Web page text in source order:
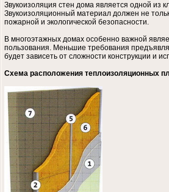
Звукоизоляция стен дома является одной
Звукоизоляционный материал должен не
пожарной и экологической безопасности.
В многоэтажных домах особенно важной
пользования. Меньшие требования
будет зависеть от сложности конструкции и
Схема расположения теплоизоляционных